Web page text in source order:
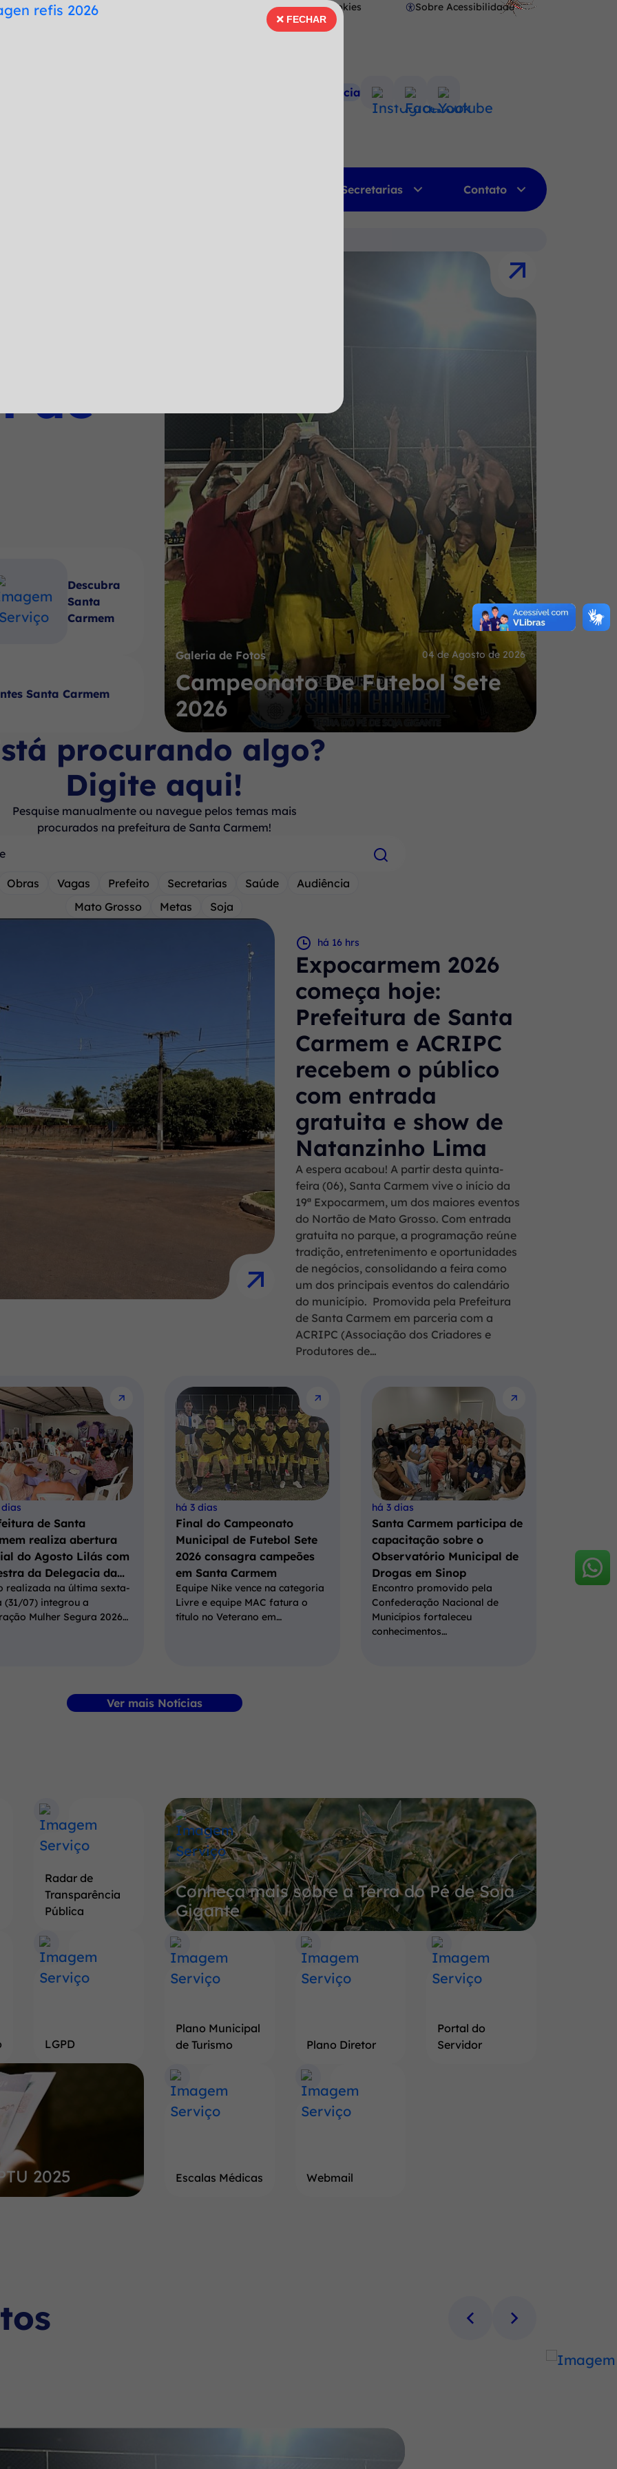
Mapa do Site Cookies
Abrir
Sobre Acessibilidade
Portal Transparência
Acessar
Social
Instagram
Acessar
a
Social
Facebook
Acessar
Social
Youtube
Secretarias Contato
FECHAR
a
de
Descubra
Santa
Carmem
Santa Carmem
Galeria de Fotos 04 de Agosto de 2026
Campeonato De Futebol Sete
2026
procurando algo?
Digite aqui!
Pesquise manualmente ou navegue pelos temas mais
procurados na prefeitura de Santa Carmem!
Obras Vagas Prefeito Secretarias Saúde
Audiência
Mato Grosso
Metas Soja
há 16 hrs
Expocarmem 2026
começa hoje:
Prefeitura de Santa
Carmem e ACRIPC
recebem o público
com entrada
gratuita e show de
Natanzinho Lima
A espera acabou! A partir desta quinta-
feira (06), Santa Carmem vive o início da
19ª Expocarmem, um dos maiores eventos
do Nortão de Mato Grosso. Com entrada
gratuita no parque, a programação reúne
tradição, entretenimento e oportunidades
de negócios, consolidando a feira como
um dos principais eventos do calendário
do município. Promovida pela Prefeitura
de Santa Carmem em parceria com a
ACRIPC (Associação dos Criadores e
Produtores de…
dias
de Santa
realiza abertura
do Agosto Lilás com
da Delegacia da…
realizada na última sexta-
(31/07) integrou a
Mulher Segura 2026…
há 3 dias
Final do Campeonato
Municipal de Futebol Sete
2026 consagra campeões
em Santa Carmem
Equipe Nike vence na categoria
Livre e equipe MAC fatura o
título no Veterano em…
há 3 dias
Santa Carmem participa de
capacitação sobre o
Observatório Municipal de
Drogas em Sinop
Encontro promovido pela
Confederação Nacional de
Municípios fortaleceu
conhecimentos…
Ver mais Notícias
Radar de
Transparência
Pública
LGPD
2025
Banner
Conheça
mais
sobre
a
Terra
do
Pé
de
Conheça mais sobre a Terra do Pé de Soja
Gigante
Plano Municipal
de Turismo
Plano Diretor
Portal do
Servidor
Escalas Médicas Webmail